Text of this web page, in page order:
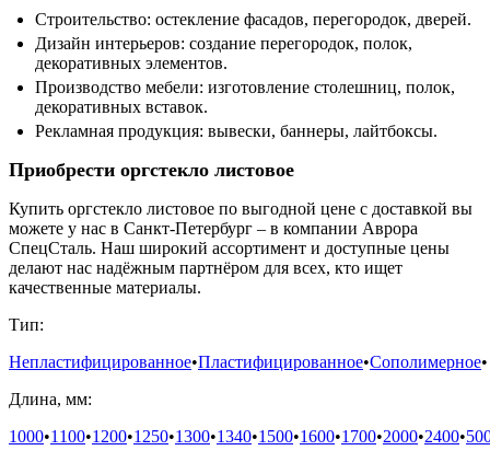
Строительство: остекление фасадов, перегородок, дверей.
Дизайн интерьеров: создание перегородок, полок,
декоративных элементов.
Производство мебели: изготовление столешниц, полок,
декоративных вставок.
Рекламная продукция: вывески, баннеры, лайтбоксы.
Приобрести оргстекло листовое
Купить оргстекло листовое по выгодной цене с доставкой вы
можете у нас в Санкт-Петербург – в компании Аврора
СпецСталь. Наш широкий ассортимент и доступные цены
делают нас надёжным партнёром для всех, кто ищет
качественные материалы.
Тип:
Непластифицированное•Пластифицированное•Сополимерное•
Длина, мм:
1000•1100•1200•1250•1300•1340•1500•1600•1700•2000•2400•